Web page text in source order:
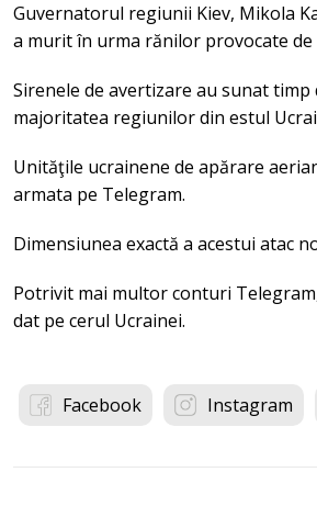
Guvernatorul regiunii Kiev, Mikola
a murit în urma rănilor provocate
Sirenele de avertizare au sunat
majoritatea regiunilor din estul
Unităţile ucrainene de apărare
armata pe Telegram.
Dimensiunea exactă a acestui atac
Potrivit mai multor conturi
dat pe cerul Ucrainei.
Facebook Instagram